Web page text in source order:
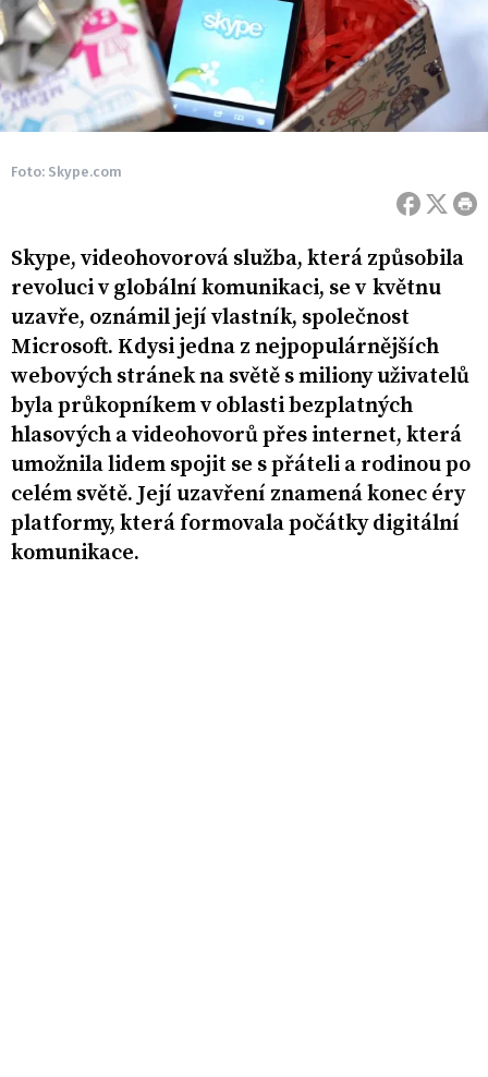
Foto: Skype.com
Skype, videohovorová služba, která způsobila
revoluci v globální komunikaci, se v květnu
uzavře, oznámil její vlastník, společnost
Microsoft. Kdysi jedna z nejpopulárnějších
webových stránek na světě s miliony uživatelů
byla průkopníkem v oblasti bezplatných
hlasových a videohovorů přes internet, která
umožnila lidem spojit se s přáteli a rodinou po
celém světě. Její uzavření znamená konec éry
platformy, která formovala počátky digitální
komunikace.